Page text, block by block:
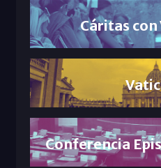
Cáritas con
Conferencia